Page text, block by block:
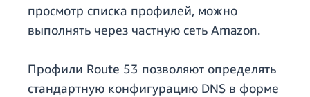
просмотр списка профилей, можно
выполнять через частную сеть Amazon.
Профили Route 53 позволяют определять
стандартную конфигурацию DNS в форме